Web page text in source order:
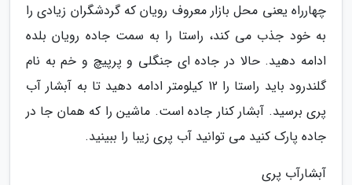
چهارراه یعنی محل بازار معروف رویان که گردشگران زیادی را
به خود جذب می کند، راستا را به سمت جاده رویان بلده
ادامه دهید. حالا در جاده ای جنگلی و پرپیچ و خم به نام
گلندرود باید راستا را 12 کیلومتر ادامه دهید تا به آبشار آب
پری برسید. آبشار کنار جاده است. ماشین را که همان جا در
جاده پارک کنید می توانید آب پری زیبا را ببینید.
آبشارآب پری